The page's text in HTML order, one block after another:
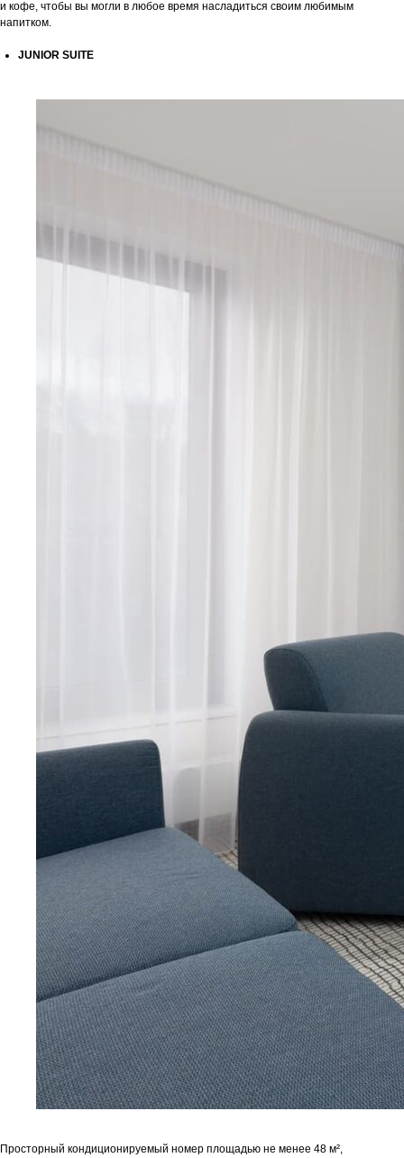
и кофе, чтобы вы могли в любое время насладиться своим любимым
напитком.
JUNIOR SUITE
Просторный кондиционируемый номер площадью не менее 48 м²,
+7
Напишите нам и мы ответим в самое
ближайшее время
Остались
вопросы?